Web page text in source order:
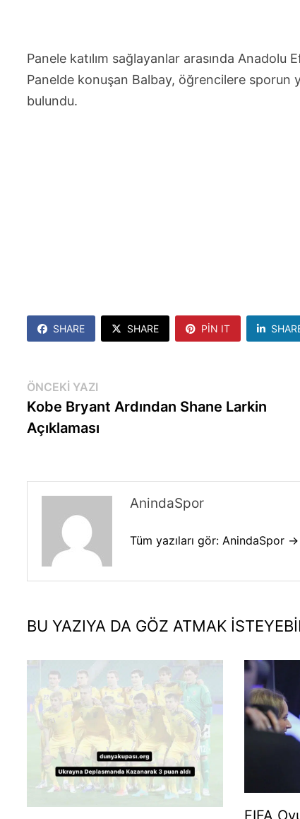
Panele katılım sağlayanlar arasında Anadolu
Panelde konuşan Balbay, öğrencilere sporun
bulundu.
SHARE SHARE PIN IT
Yazı
gezinmesi
ÖNCEKI YAZI
yazı:
Kobe Bryant Ardından Shane Larkin
Açıklaması
AnindaSpor
Tüm yazıları gör: AnindaSpor →
BU YAZIYA DA GÖZ ATMAK